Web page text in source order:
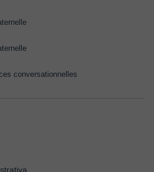
conversationnelles